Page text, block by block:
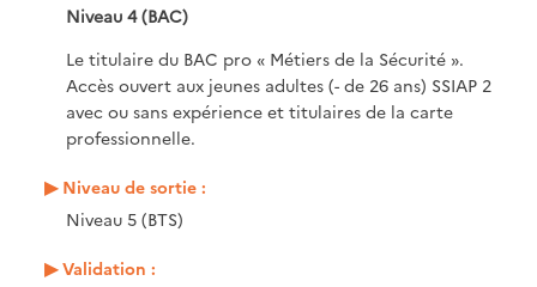
Niveau 4 (BAC)
Le titulaire du BAC pro « Métiers de la Sécurité ».
Accès ouvert aux jeunes adultes (- de 26 ans) SSIAP 2
avec ou sans expérience et titulaires de la carte
professionnelle.
Niveau de sortie :
Niveau 5 (BTS)
Validation :